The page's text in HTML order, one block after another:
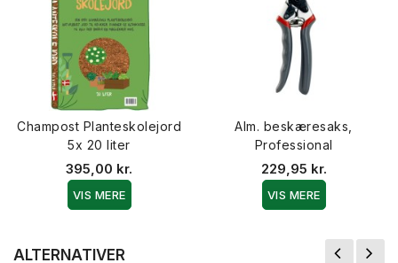
Champost Planteskolejord
5x 20 liter
395,00 kr.
VIS MERE
Alm. beskæresaks,
Professional
229,95 kr.
VIS MERE
ALTERNATIVER